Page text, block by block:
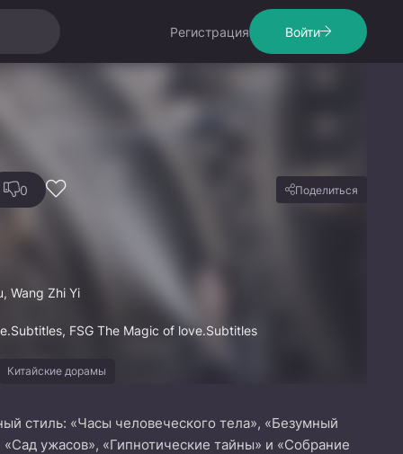
Регистрация Войти
0 Поделиться
Wang Zhi Yi
FSG The Magic of love.Subtitles
Китайские дорамы
стиль: «Часы человеческого тела», «Безумный
ужасов», «Гипнотические тайны» и «Собрание